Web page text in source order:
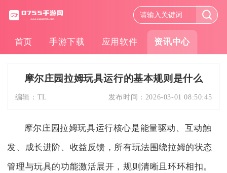
首页 手游下载 应用软件 资讯中心
摩尔庄园拉姆玩具运行的基本规则是什么
编辑： TL 发布时间： 2026-03-01 08:50:45
摩尔庄园拉姆玩具运行核心是能量驱动、互动触
发、成长进阶、收益反馈，所有玩法围绕拉姆的状态
管理与玩具的功能激活展开，规则清晰且环环相扣。